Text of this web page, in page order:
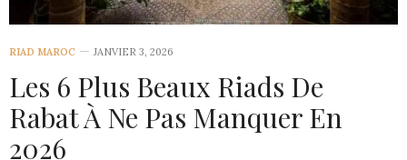
RIAD MAROC JANVIER 3, 2026
Les 6 Plus Beaux Riads De
Rabat À Ne Pas Manquer En
2026